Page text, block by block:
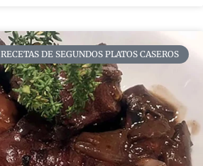
RECETAS DE SEGUNDOS PLATOS CASEROS